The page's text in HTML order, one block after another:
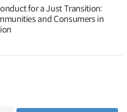
for a Just Transition:
and Consumers in